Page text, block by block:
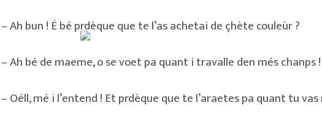
– Ah bun ! É bé prdèque que te l’as achetai de çhète couleùr ?
– Ah bé de maeme, o se voet pa quant i travalle den més chanps !
– Oéll, mé i l’entend ! Et prdèque que te l’araetes pa quant tu